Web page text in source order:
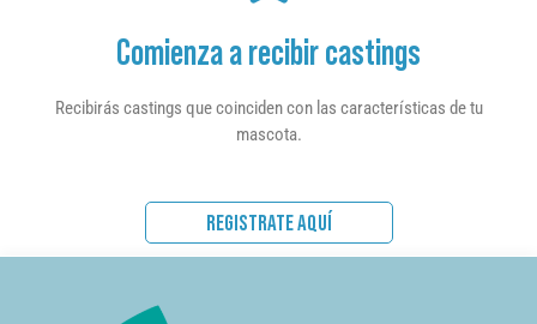
Comienza a recibir castings
Recibirás castings que coinciden con las características de tu
mascota.
REGISTRATE AQUÍ